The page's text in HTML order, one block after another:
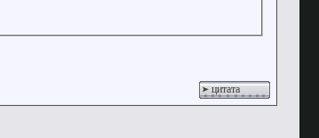
цитата